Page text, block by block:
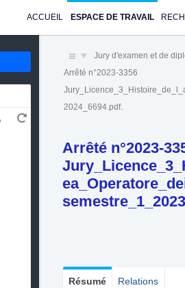
ACCUEIL ESPACE DE TRAVAIL
Jury d'examen et de
Arrêté n°2023-3356
2024_6694.pdf.
Arrêté n°2023-
Résumé Relations